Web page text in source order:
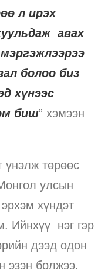
л ирэх
авах
болоо биз
хүнээс
биш” хэмээн
үнэлж төрөөс
улсын
хүндэт
Ийнхүү нэг гэр
дээд одон
эзэн болжээ.